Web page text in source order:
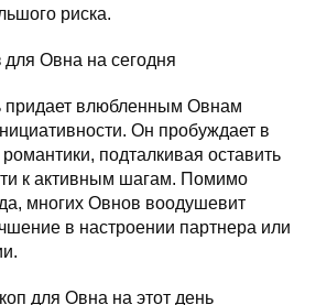
риска.
Овна на сегодня
придает влюбленным Овнам
Он пробуждает в
подталкивая оставить
к активным шагам. Помимо
многих Овнов воодушевит
в настроении партнера или
для Овна на этот день